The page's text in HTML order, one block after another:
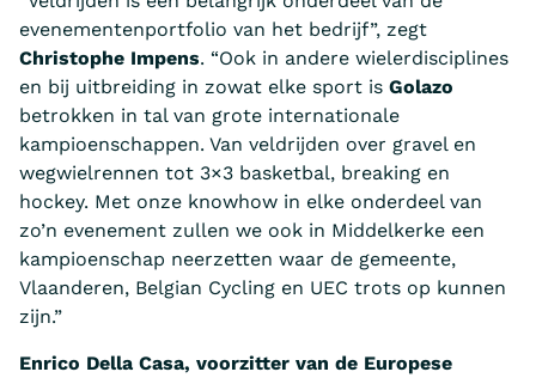
evenementenportfolio van het bedrijf”, zegt
Christophe Impens. “Ook in andere wielerdisciplines
en bij uitbreiding in zowat elke sport is Golazo
betrokken in tal van grote internationale
kampioenschappen. Van veldrijden over gravel en
wegwielrennen tot 3×3 basketbal, breaking en
hockey. Met onze knowhow in elke onderdeel van
zo’n evenement zullen we ook in Middelkerke een
kampioenschap neerzetten waar de gemeente,
Vlaanderen, Belgian Cycling en UEC trots op kunnen
zijn.”
Enrico Della Casa, voorzitter van de Europese